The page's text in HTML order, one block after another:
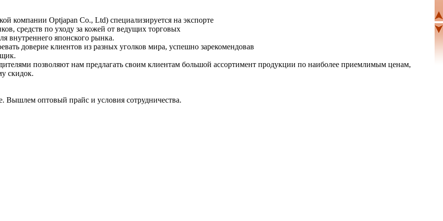
компании Optjapan Co., Ltd) специализируется на экспорте
средств по уходу за кожей от ведущих торговых
внутреннего японского рынка.
доверие клиентов из разных уголков мира, успешно зарекомендовав
позволяют нам предлагать своим клиентам большой ассортимент продукции по наиболее приемлимым ценам,
скидок.
Вышлем оптовый прайс и условия сотрудничества.